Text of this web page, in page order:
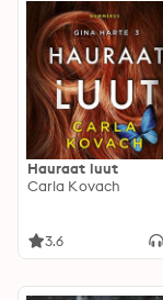
Hauraat luut
Carla Kovach
3.6